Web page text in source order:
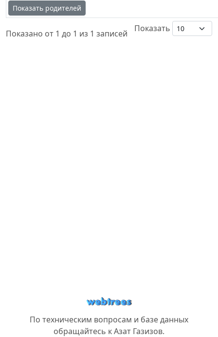
Показать родителей
Показано от 1 до 1 из 1 записей Показать
По техническим вопросам и базе данных
обращайтесь кАзат Газизов.